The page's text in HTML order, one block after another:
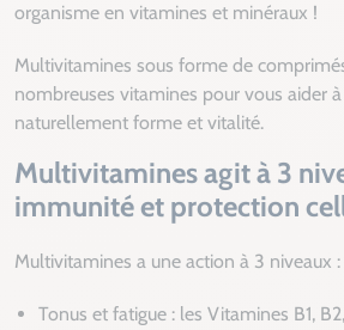
organisme en vitamines et minéraux !
Multivitamines sous forme de
nombreuses vitamines pour vous aider
naturellement forme et vitalité.
Multivitamines agit à 3
immunité et protection
Multivitamines a une action à 3 niveaux :
Tonus et fatigue : les Vitamines B1,